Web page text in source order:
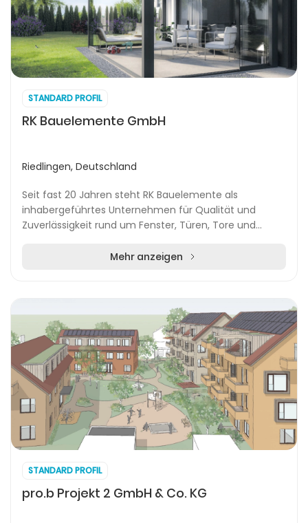
STANDARD PROFIL
RK Bauelemente GmbH
Riedlingen, Deutschland
Seit fast 20 Jahren steht RK Bauelemente als
inhabergeführtes Unternehmen für Qualität und
Zuverlässigkeit rund um Fenster, Türen, Tore und
Mehr anzeigen
STANDARD PROFIL
pro.b Projekt 2 GmbH & Co. KG